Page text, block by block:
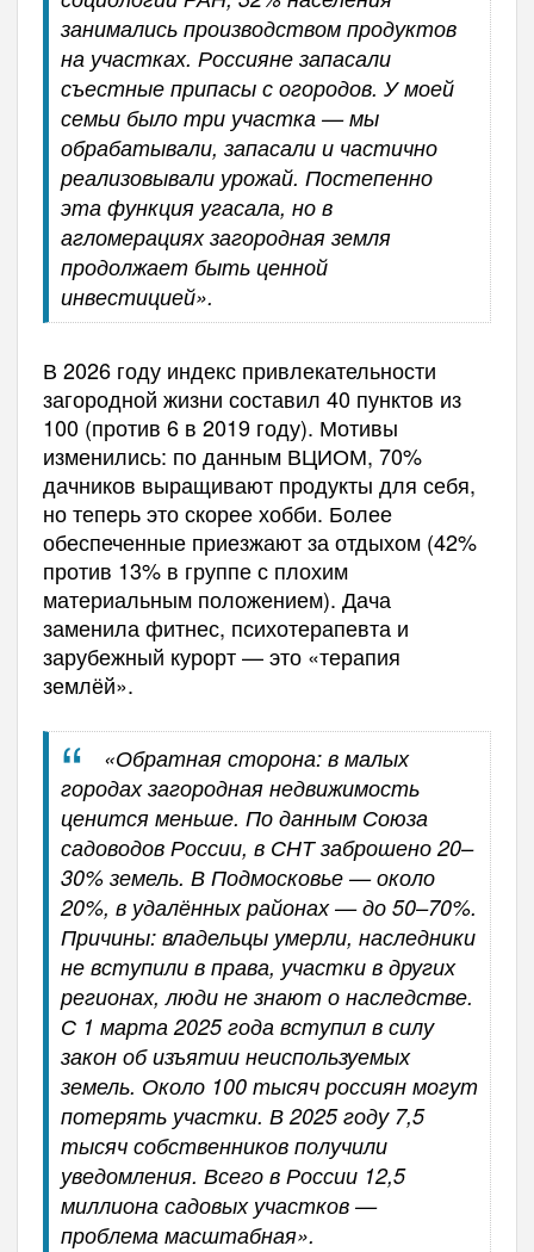
занимались производством продуктов
на участках. Россияне запасали
съестные припасы с огородов. У моей
семьи было три участка — мы
обрабатывали, запасали и частично
реализовывали урожай. Постепенно
эта функция угасала, но в
агломерациях загородная земля
продолжает быть ценной
инвестицией».
В 2026 году индекс привлекательности
загородной жизни составил 40 пунктов из
100 (против 6 в 2019 году). Мотивы
изменились: по данным ВЦИОМ, 70%
дачников выращивают продукты для себя,
но теперь это скорее хобби. Более
обеспеченные приезжают за отдыхом (42%
против 13% в группе с плохим
материальным положением). Дача
заменила фитнес, психотерапевта и
зарубежный курорт — это «терапия
землёй».
«Обратная сторона: в малых
городах загородная недвижимость
ценится меньше. По данным Союза
садоводов России, в СНТ заброшено 20–
30% земель. В Подмосковье — около
20%, в удалённых районах — до 50–70%.
Причины: владельцы умерли, наследники
не вступили в права, участки в других
регионах, люди не знают о наследстве.
С 1 марта 2025 года вступил в силу
закон об изъятии неиспользуемых
земель. Около 100 тысяч россиян могут
потерять участки. В 2025 году 7,5
тысяч собственников получили
уведомления. Всего в России 12,5
миллиона садовых участков —
проблема масштабная».